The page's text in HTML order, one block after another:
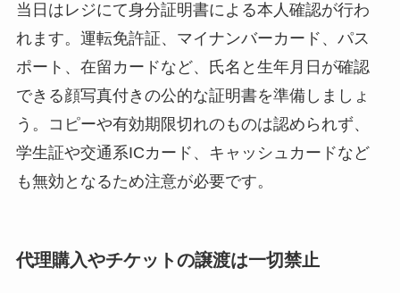
当日はレジにて身分証明書による本人確認が行わ
れます。運転免許証、マイナンバーカード、パス
ポート、在留カードなど、氏名と生年月日が確認
できる顔写真付きの公的な証明書を準備しましょ
う。コピーや有効期限切れのものは認められず、
学生証や交通系ICカード、キャッシュカードなど
も無効となるため注意が必要です。
代理購入やチケットの譲渡は一切禁止